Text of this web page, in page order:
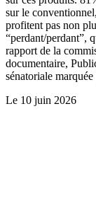
sur le
profitent pas non
“perdant/perdant”,
rapport de la
documentaire,
sénatoriale
Le 10 juin 2026